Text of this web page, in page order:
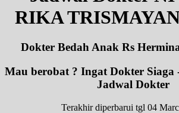
RIKA
Dokter Bedah Anak Rs
Mau berobat ? Ingat Dokter Siaga
Jadwal Dokter
Terakhir diperbarui tgl 04